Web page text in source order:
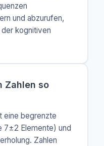
und abzurufen,
kognitiven
Zahlen so
eine begrenzte
7±2 Elemente) und
Zahlen